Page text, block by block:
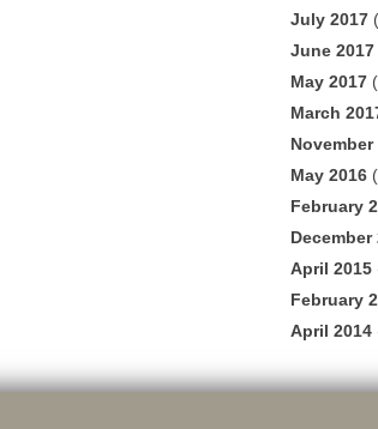
July 2017
June 2017
May 2017
March
November
May 2016
February
December
April 2015
February
April 2014